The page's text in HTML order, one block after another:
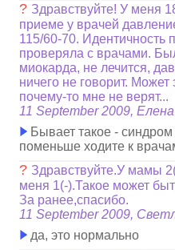
? Здравствуйте! У меня
приеме у врачей
115/60-70. Идентичность
проверяла с врачами.
миокарда, не лечится,
ничего не говорит.
почему-то мне не верят...
11 September 2009, Елена
Бывает такое - синдром
поменьше ходите к
? Здравствуйте.У мамы
меня 1(-).Такое может
За ранее,спасибо.
11 September 2009,
да, это нормально